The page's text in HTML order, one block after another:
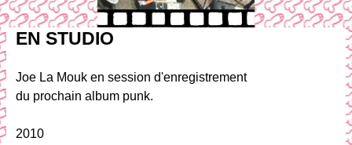
EN STUDIO
Joe La Mouk en session d'enregistrement
du prochain album punk.
2010